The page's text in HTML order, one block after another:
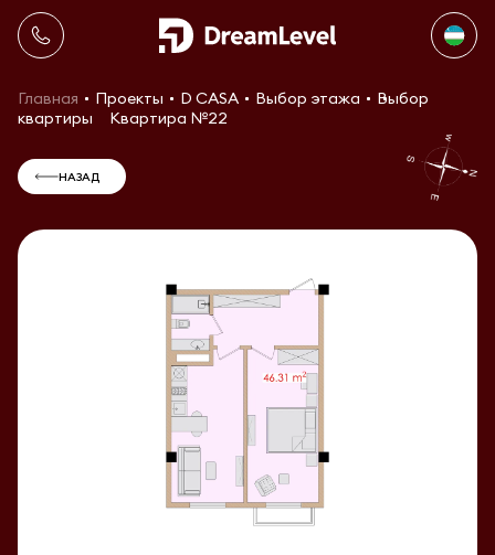
Главная Проекты D CASA Выбор этажа
Выбор
квартиры
Квартира №22
НАЗАД